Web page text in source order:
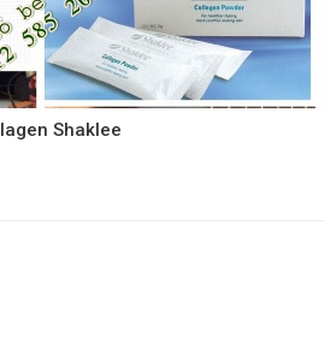
Shaklee